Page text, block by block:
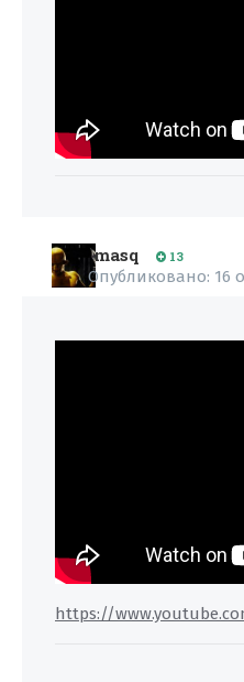
masq 13
Опубликовано: 16
https://